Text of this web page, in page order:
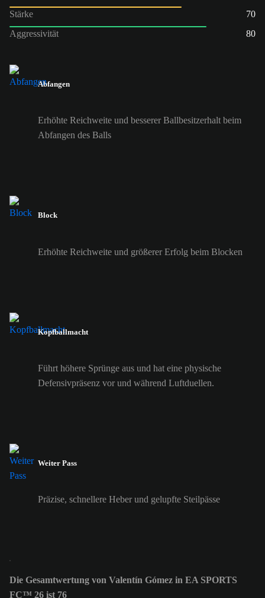
Stärke
70
Aggressivität
80
Abfangen
Erhöhte Reichweite und besserer Ballbesitzerhalt beim
Abfangen des Balls
Block
Erhöhte Reichweite und größerer Erfolg beim Blocken
Kopfballmacht
Führt höhere Sprünge aus und hat eine physische
Defensivpräsenz vor und während Luftduellen.
Weiter Pass
Präzise, schnellere Heber und gelupfte Steilpässe
Die Gesamtwertung von Valentín Gómez in EA SPORTS
FC™ 26 ist 76